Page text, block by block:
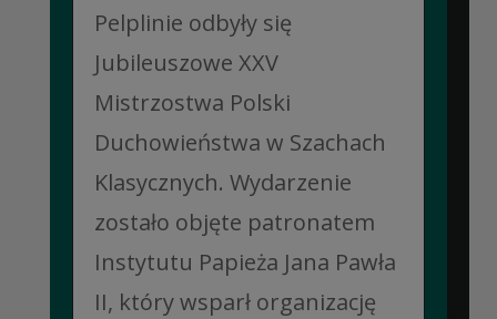
Pelplinie odbyły się
Jubileuszowe XXV
Mistrzostwa Polski
Duchowieństwa w Szachach
Klasycznych. Wydarzenie
zostało objęte patronatem
Instytutu Papieża Jana Pawła
II, który wsparł organizację